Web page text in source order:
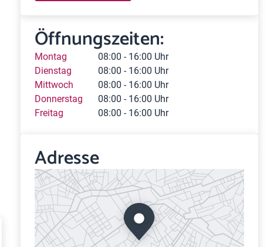
Öffnungszeiten:
Montag
08:00 - 16:00 Uhr
Dienstag
08:00 - 16:00 Uhr
Mittwoch
08:00 - 16:00 Uhr
Donnerstag
08:00 - 16:00 Uhr
Freitag
08:00 - 16:00 Uhr
Adresse